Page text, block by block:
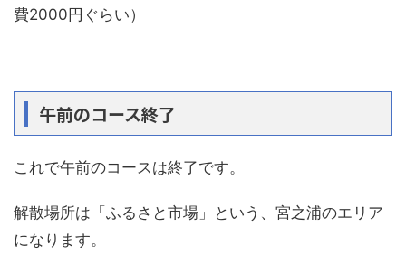
費2000円ぐらい）
午前のコース終了
これで午前のコースは終了です。
解散場所は「ふるさと市場」という、宮之浦のエリア
になります。